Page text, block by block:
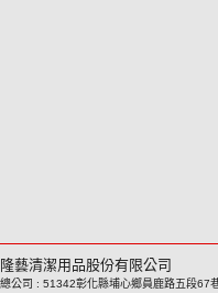
隆藝清潔用品股份有限公司
總公司 : 51342彰化縣埔心鄉員鹿路五段